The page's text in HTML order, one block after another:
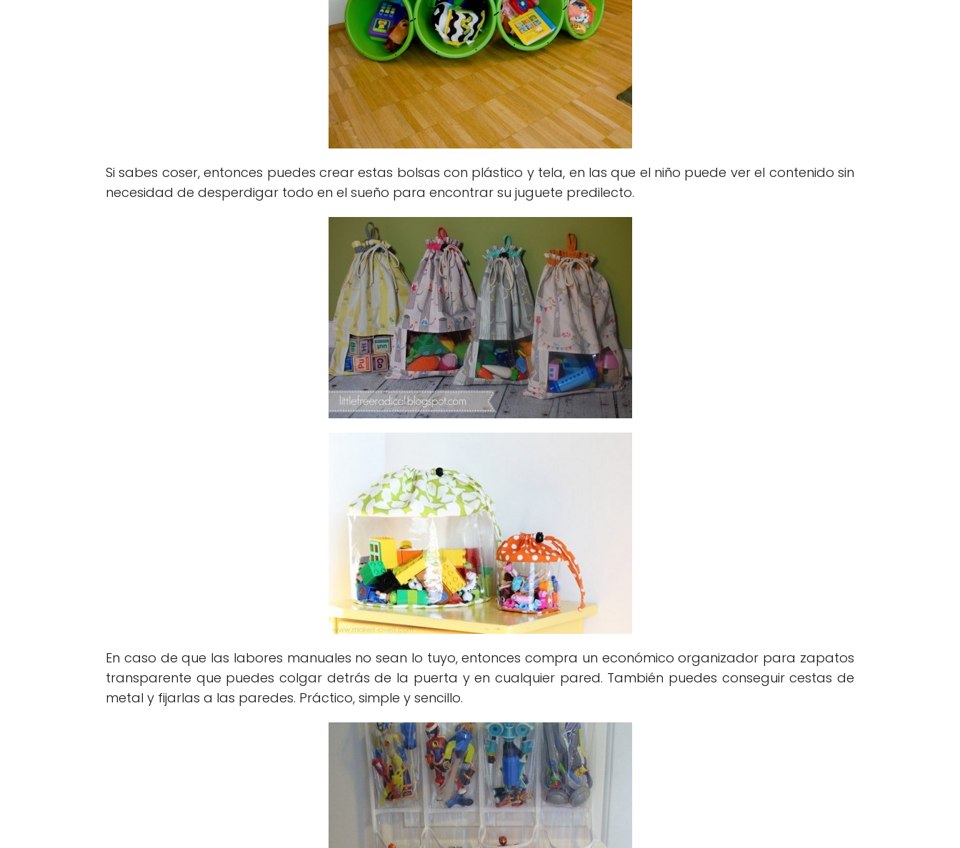
Si sabes coser, entonces puedes crear estas bolsas con plástico y tela, en las que el niño puede ver el contenido sin
necesidad de desperdigar todo en el sueño para encontrar su juguete predilecto.
En caso de que las labores manuales no sean lo tuyo, entonces compra un económico organizador para zapatos
transparente que puedes colgar detrás de la puerta y en cualquier pared. También puedes conseguir cestas de
metal y fijarlas a las paredes. Práctico, simple y sencillo.